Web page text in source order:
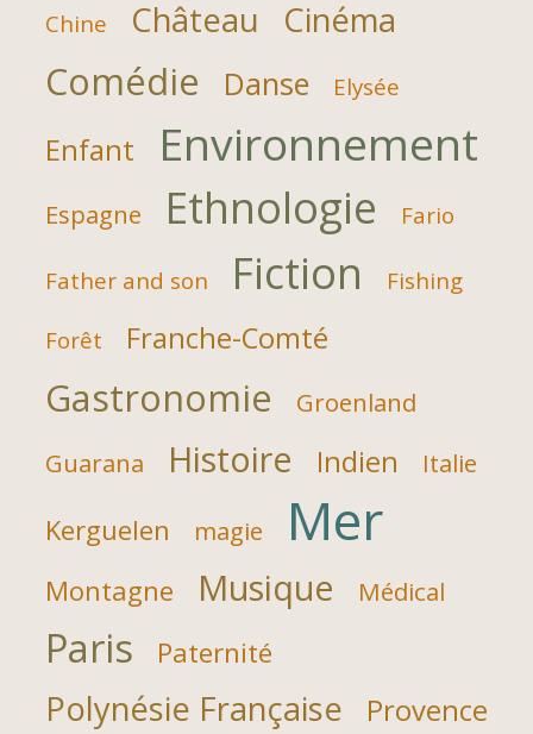
Chine Château Cinéma
Comédie Danse Elysée
Enfant Environnement
Espagne Ethnologie Fario
Father and son Fiction
Fishing
Forêt
Franche-Comté
Gastronomie
Groenland
Guarana
Histoire Indien Italie
Kerguelen magie Mer
Montagne Musique Médical
Paris Paternité
Polynésie Française Provence